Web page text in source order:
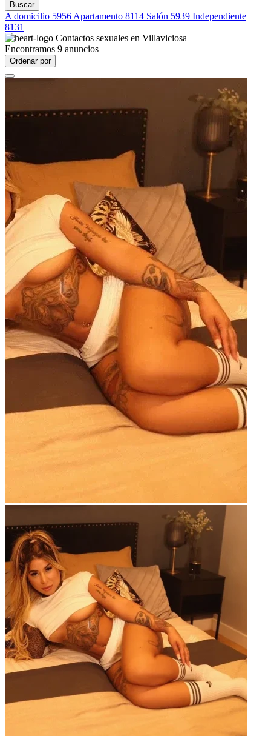
Buscar
A domicilio 5956 Apartamento 8114 Salón 5939 Independiente
8131
Contactos sexuales en Villaviciosa
Encontramos 9 anuncios
Ordenar por